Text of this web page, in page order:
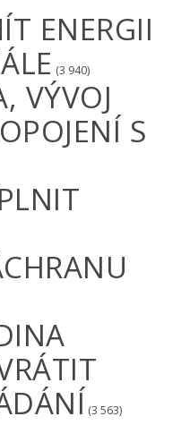
ENERGII
(3 940)
VÝVOJ
S
(3 563)